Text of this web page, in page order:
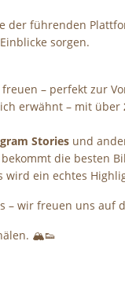
der führenden
sorgen.
– perfekt zur
erwähnt – mit über
Stories und
die besten
wird ein echtes
– wir freuen uns auf
🏔️👟